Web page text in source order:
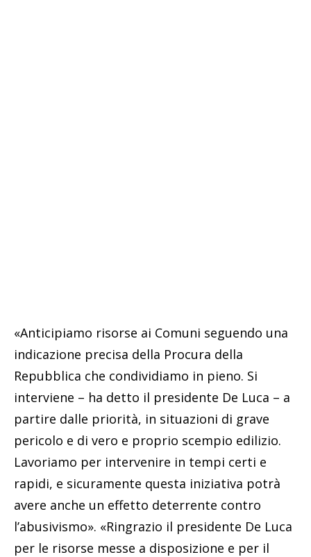
«Anticipiamo risorse ai Comuni seguendo una
indicazione precisa della Procura della
Repubblica che condividiamo in pieno. Si
interviene – ha detto il presidente De Luca – a
partire dalle priorità, in situazioni di grave
pericolo e di vero e proprio scempio edilizio.
Lavoriamo per intervenire in tempi certi e
rapidi, e sicuramente questa iniziativa potrà
avere anche un effetto deterrente contro
l’abusivismo». «Ringrazio il presidente De Luca
per le risorse messe a disposizione e per il